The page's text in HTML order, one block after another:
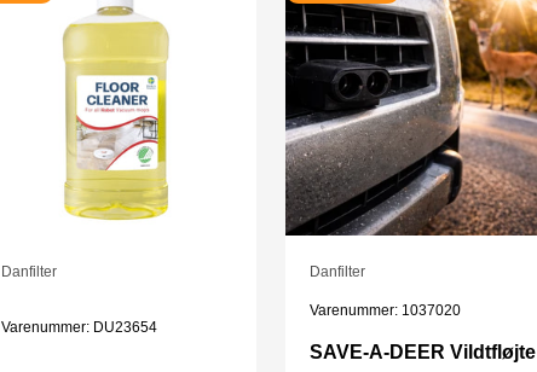
Danfilter
Varenummer: DU23654
Danfilter
Varenummer: 1037020
SAVE-A-DEER Vildtfløjte